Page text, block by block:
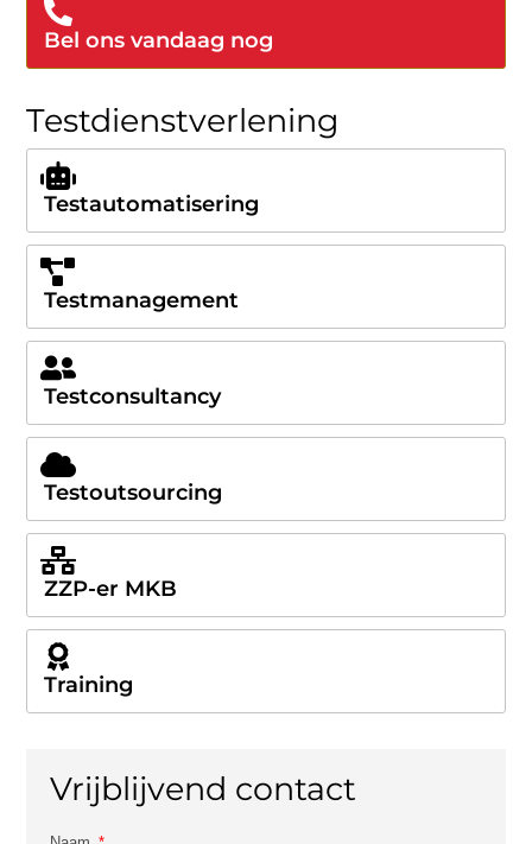
Bel ons vandaag nog
Testdienstverlening
Testautomatisering
Testmanagement
Testconsultancy
Testoutsourcing
ZZP-er MKB
Training
Vrijblijvend contact